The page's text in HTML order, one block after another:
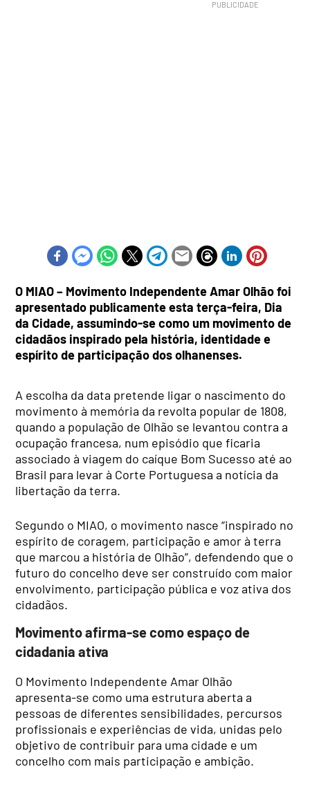
O MIAO – Movimento Independente Amar Olhão foi
apresentado publicamente esta terça-feira, Dia
da Cidade, assumindo-se como um movimento de
cidadãos inspirado pela história, identidade e
espírito de participação dos olhanenses.
A escolha da data pretende ligar o nascimento do
movimento à memória da revolta popular de 1808,
quando a população de Olhão se levantou contra a
ocupação francesa, num episódio que ficaria
associado à viagem do caíque Bom Sucesso até ao
Brasil para levar à Corte Portuguesa a notícia da
libertação da terra.
Segundo o MIAO, o movimento nasce “inspirado no
espírito de coragem, participação e amor à terra
que marcou a história de Olhão”, defendendo que o
futuro do concelho deve ser construído com maior
envolvimento, participação pública e voz ativa dos
cidadãos.
Movimento afirma-se como espaço de
cidadania ativa
O Movimento Independente Amar Olhão
apresenta-se como uma estrutura aberta a
pessoas de diferentes sensibilidades, percursos
profissionais e experiências de vida, unidas pelo
objetivo de contribuir para uma cidade e um
concelho com mais participação e ambição.